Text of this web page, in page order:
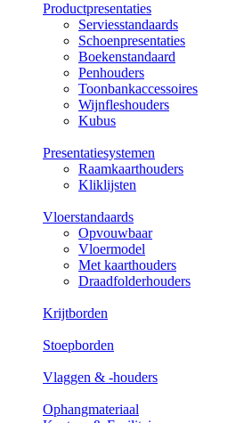
Productpresentaties
Serviesstandaards
Schoenpresentaties
Boekenstandaard
Penhouders
Toonbankaccessoires
Wijnfleshouders
Kubus
Presentatiesystemen
Raamkaarthouders
Kliklijsten
Vloerstandaards
Opvouwbaar
Vloermodel
Met kaarthouders
Draadfolderhouders
Krijtborden
Stoepborden
Vlaggen & -houders
Ophangmateriaal